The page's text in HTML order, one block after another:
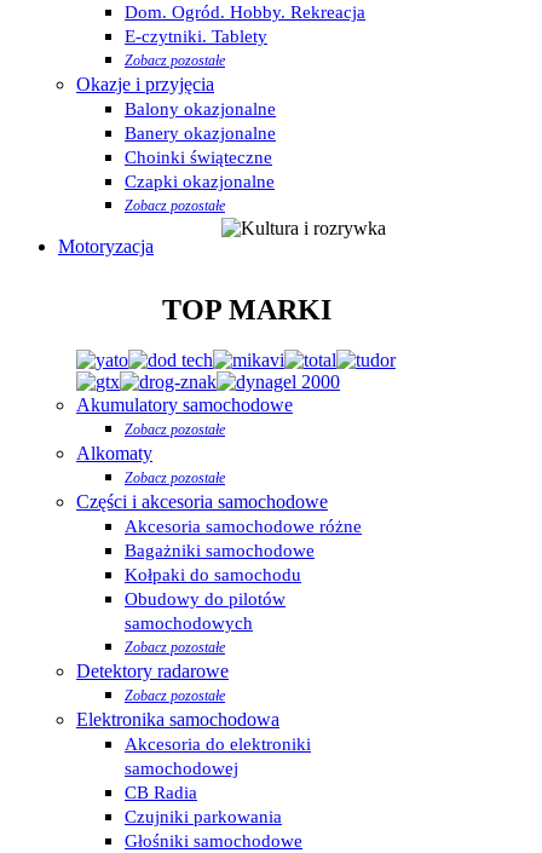
Dom. Ogród. Hobby. Rekreacja
E-czytniki. Tablety
Zobacz pozostałe
Okazje i przyjęcia
Balony okazjonalne
Banery okazjonalne
Choinki świąteczne
Czapki okazjonalne
Zobacz pozostałe
Motoryzacja
TOP MARKI
Akumulatory samochodowe
Zobacz pozostałe
Alkomaty
Zobacz pozostałe
Części i akcesoria samochodowe
Akcesoria samochodowe różne
Bagażniki samochodowe
Kołpaki do samochodu
Obudowy do pilotów
samochodowych
Zobacz pozostałe
Detektory radarowe
Zobacz pozostałe
Elektronika samochodowa
Akcesoria do elektroniki
samochodowej
CB Radia
Czujniki parkowania
Głośniki samochodowe